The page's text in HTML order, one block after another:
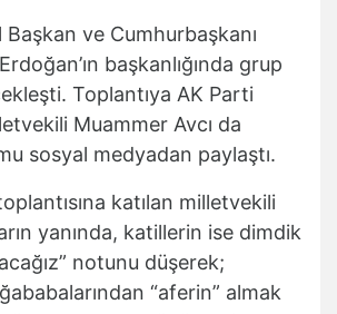
ve Cumhurbaşkanı
başkanlığında grup
Toplantıya AK Parti
Muammer Avcı da
sosyal medyadan paylaştı.
katılan milletvekili
yanında, katillerin ise dimdik
notunu düşerek;
“aferin” almak